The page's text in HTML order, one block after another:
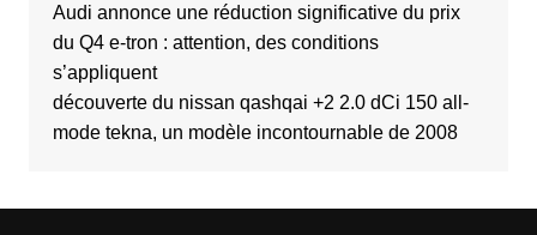
Audi annonce une réduction significative du prix
du Q4 e-tron : attention, des conditions
s’appliquent
découverte du nissan qashqai +2 2.0 dCi 150 all-
mode tekna, un modèle incontournable de 2008